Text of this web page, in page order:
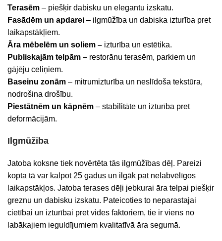
Terasēm – piešķir dabisku un elegantu izskatu.
Fasādēm un apdarei – ilgmūžība un dabiska izturība pret
laikapstākļiem.
Āra mēbelēm un soliem – izturība un estētika.
Publiskajām telpām – restorānu terasēm, parkiem un
gājēju celiņiem.
Baseinu zonām – mitrumizturība un neslīdoša tekstūra,
nodrošina drošību.
Piestātnēm un kāpnēm – stabilitāte un izturība pret
deformācijām.
Ilgmūžība
Jatoba koksne tiek novērtēta tās ilgmūžības dēļ. Pareizi
kopta tā var kalpot 25 gadus un ilgāk pat nelabvēlīgos
laikapstākļos. Jatoba terases dēļi jebkurai āra telpai piešķir
greznu un dabisku izskatu. Pateicoties to neparastajai
cietībai un izturībai pret vides faktoriem, tie ir viens no
labākajiem ieguldījumiem kvalitatīvā āra segumā.